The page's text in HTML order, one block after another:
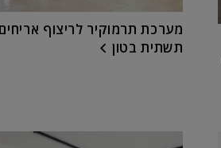
מערכת תרמוקיר לריצוף
תשתית בטון